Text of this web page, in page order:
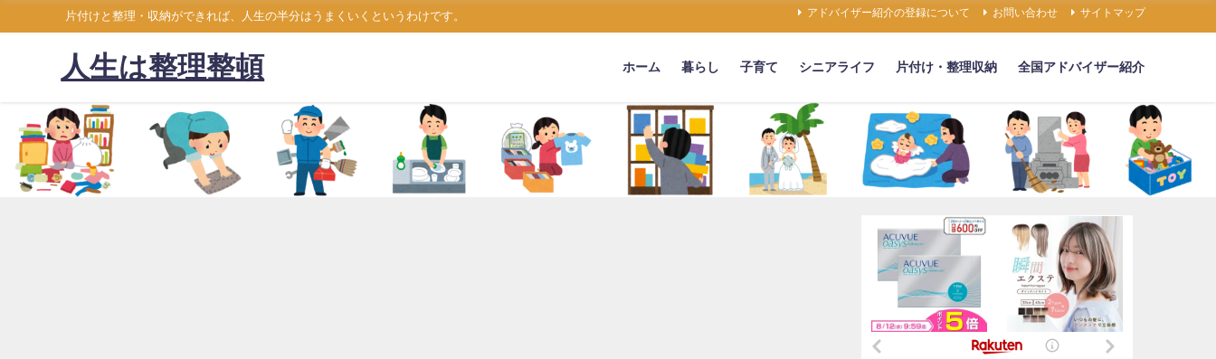
片付けと整理・収納ができれば、人生の半分はうまくいくというわけです。 アドバイザー紹介の登録について お問い合わせ サイトマップ
人生は整理整頓 ホーム 暮らし 子育て シニアライフ 片付け・整理収納 全国アドバイザー紹介